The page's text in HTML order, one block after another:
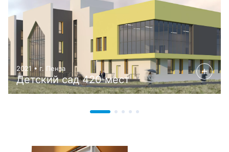
2021 • г. Пенза
Детский сад 420 мест